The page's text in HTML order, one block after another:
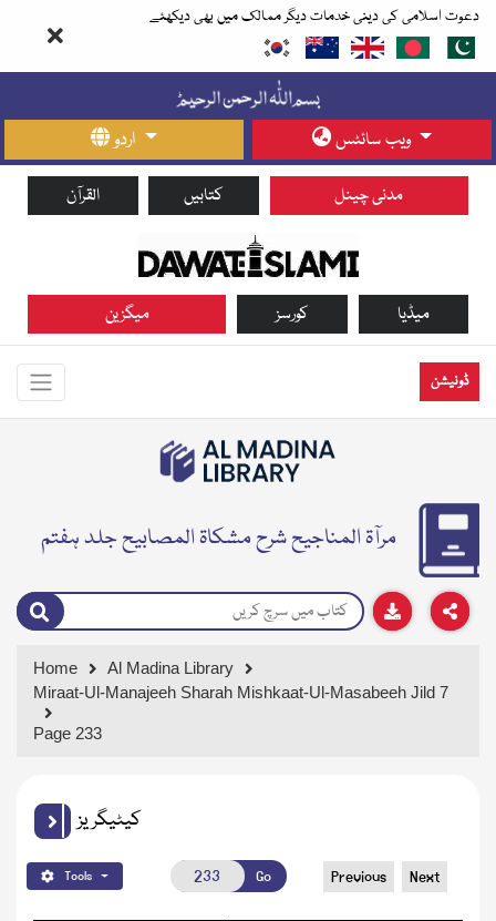
دعوت اسلامی کی دینی خدمات دیگر ممالک میں بھی دیکھئے
اردو ویب سائٹس
القرآن کتابیں مدنی چینل
میگزین کورسز میڈیا
ڈونیشن
مرآۃ المناجیح شرح مشکاۃ المصابیح جلد ہفتم
Home
Al Madina Library
Miraat-Ul-Manajeeh Sharah Mishkaat-Ul-Masabeeh Jild 7
Page 233
کیٹیگریز
Tools Go Previous Next